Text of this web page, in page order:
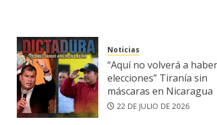
Noticias
“Aquí no volverá a haber
elecciones” Tiranía sin
máscaras en Nicaragua
22 DE JULIO DE 2026